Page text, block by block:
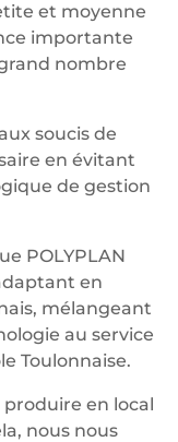
et moyenne
importante
nombre
soucis de
en évitant
de gestion
POLYPLAN
en
mélangeant
au service
Toulonnaise.
en local
nous nous